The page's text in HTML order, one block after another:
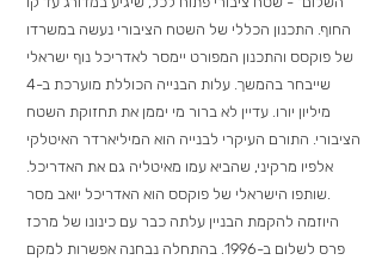
החוף. התכנון הכללי של השטח הציבורי נעשה במשרדו
של פוקסס והתכנון המפורט יימסר לאדריכל נוף ישראלי
שייבחר בהמשך. עלות הבנייה הכוללת מוערכת ב-4
מיליון יורו. עדיין לא ברור מי יממן את תחזוקת השטח
הציבורי. התורם העיקרי לבנייה הוא המיליארדר האיטלקי
אלפיו מרקיני, שהביא עמו מאיטליה גם את האדריכל.
שותפו הישראלי של פוקסס הוא האדריכל יואב מסר.
היוזמה להקמת הבניין עלתה כבר עם כינונו של מרכז
פרס לשלום ב-1996. בהתחלה נבחנה אפשרות למקם